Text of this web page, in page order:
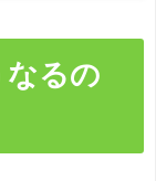
なるの